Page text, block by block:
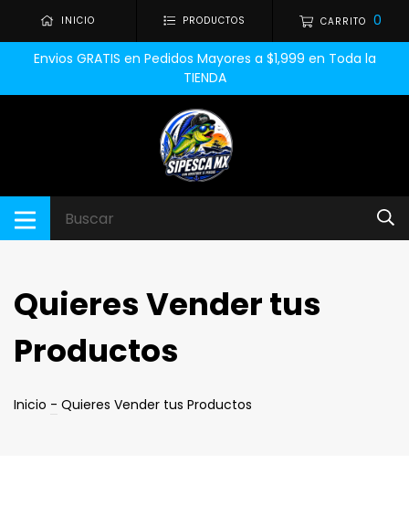
INICIO PRODUCTOS CARRITO 0
Envios GRATIS en Pedidos Mayores a $1,999 en Toda la
TIENDA
Quieres Vender tus
Productos
Inicio - Quieres Vender tus Productos